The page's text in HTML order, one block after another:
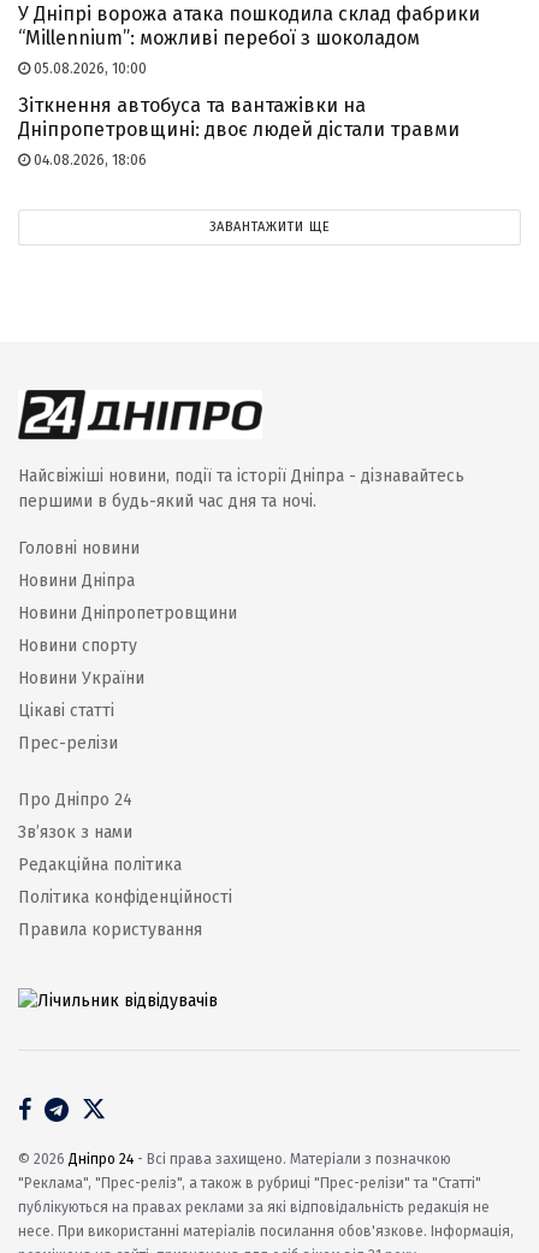
У Дніпрі ворожа атака пошкодила склад фабрики
“Millennium”: можливі перебої з шоколадом
05.08.2026, 10:00
Зіткнення автобуса та вантажівки на
Дніпропетровщині: двоє людей дістали травми
04.08.2026, 18:06
ЗАВАНТАЖИТИ ЩЕ
Найсвіжіші новини, події та історії Дніпра - дізнавайтесь
першими в будь-який час дня та ночі.
Головні новини
Новини Дніпра
Новини Дніпропетровщини
Новини спорту
Новини України
Цікаві статті
Прес-релізи
Про Дніпро 24
Зв’язок з нами
Редакційна політика
Політика конфіденційності
Правила користування
© 2026 Дніпро 24 - Всі права захищено. Матеріали з позначкою
"Реклама", "Прес-реліз", а також в рубриці "Прес-релізи" та "Статті"
публікуються на правах реклами за які відповідальність редакція не
несе. При використанні матеріалів посилання обов'язкове. Інформація,